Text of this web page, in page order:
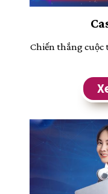
Chiến thắng cuộc